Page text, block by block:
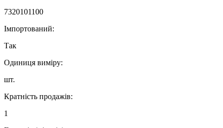
7320101100
Імпортований:
Так
Одиниця виміру:
шт.
Кратність продажів:
1